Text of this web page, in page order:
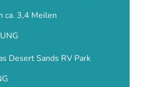
ca. 3,4 Meilen
Desert Sands RV Park